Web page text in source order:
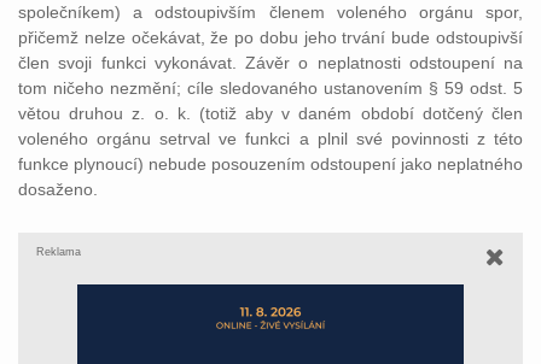
společníkem) a odstoupivším členem voleného orgánu spor,
přičemž nelze očekávat, že po dobu jeho trvání bude odstoupivší
člen svoji funkci vykonávat. Závěr o neplatnosti odstoupení na
tom ničeho nezmění; cíle sledovaného ustanovením § 59 odst. 5
větou druhou z. o. k. (totiž aby v daném období dotčený člen
voleného orgánu setrval ve funkci a plnil své povinnosti z této
funkce plynoucí) nebude posouzením odstoupení jako neplatného
dosaženo.
Reklama